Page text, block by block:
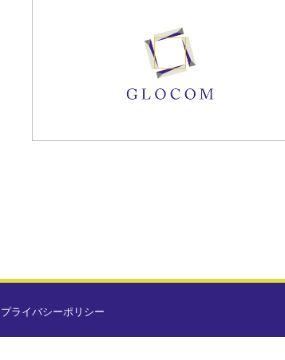
プライバシーポリシー